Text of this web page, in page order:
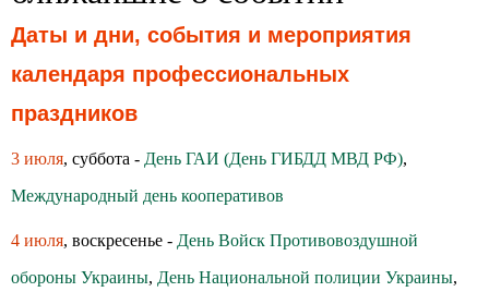
Даты и дни, события и мероприятия
календаря профессиональных
праздников
3 июля, суббота - День ГАИ (День ГИБДД МВД РФ),
Международный день кооперативов
4 июля, воскресенье - День Войск Противовоздушной
обороны Украины, День Национальной полиции Украины,